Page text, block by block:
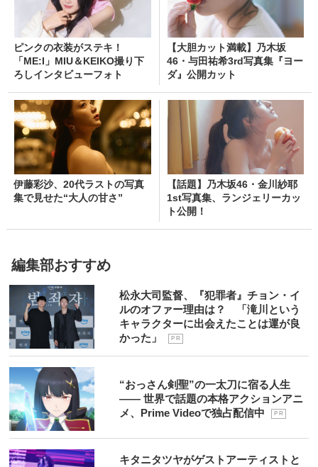
ピンクの衣装がステキ！
「ME:I」MIU＆KEIKO撮り下
ろしインタビューフォト
【大胆カット満載】乃木坂
46・与田祐希3rd写真集『ヨー
ダ』公開カット
伊藤彩沙、20代ラストの写真
集で見せた“大人の甘さ”
【話題】乃木坂46・金川紗耶
1st写真集、ランジェリーカッ
ト公開！
編集部おすすめ
松永大司監督、『犯罪者』チョン・イ
ルのオファー理由は？ 「滝川という
キャラクターに出会えたことは運が良
かった」
P R
“おっさん剣聖”の一太刀に宿る人生
―― 世界で話題の本格アクションアニ
メ、Prime Videoで独占配信中
P R
キタニタツヤがゲストアーティストと